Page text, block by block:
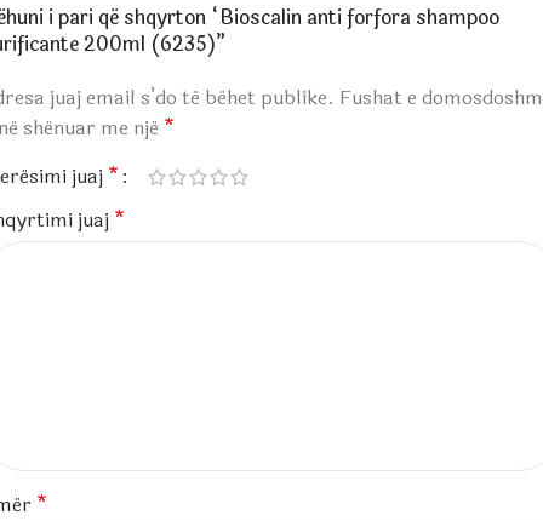
i pari që shqyrton “Bioscalin anti forfora shampoo
200ml (6235)”
juaj email s’do të bëhet publike. Fushat e
shënuar me një *
juaj *
juaj *
*